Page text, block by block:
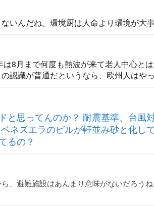
いんだね。環境厨は人命より環境が大
8月まで何度も熱波が来て老人中心と
認識が普通だというなら、欧州人はや
と思ってんのか？ 耐震基準、台風
ネズエラのビルが軒並み砂と化し
るの？
、避難施設はあんまり意味がないだろう